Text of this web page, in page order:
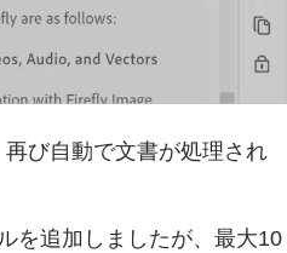
び自動で文書が処理され
を追加しましたが、最大10